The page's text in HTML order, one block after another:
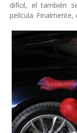
difícil, el también
película.